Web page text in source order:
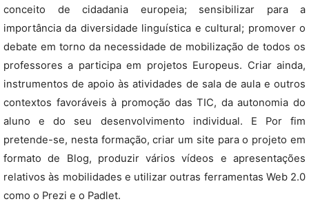
conceito de cidadania europeia; sensibilizar para a
importância da diversidade linguística e cultural; promover o
debate em torno da necessidade de mobilização de todos os
professores a participa em projetos Europeus. Criar ainda,
instrumentos de apoio às atividades de sala de aula e outros
contextos favoráveis à promoção das TIC, da autonomia do
aluno e do seu desenvolvimento individual. E Por fim
pretende-se, nesta formação, criar um site para o projeto em
formato de Blog, produzir vários vídeos e apresentações
relativos às mobilidades e utilizar outras ferramentas Web 2.0
como o Prezi e o Padlet.